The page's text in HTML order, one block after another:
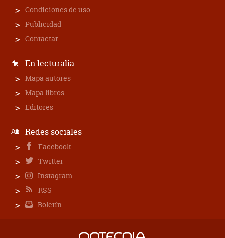
Condiciones de uso
Publicidad
Contactar
En lecturalia
Mapa autores
Mapa libros
Editores
Redes sociales
Facebook
Twitter
Instagram
RSS
Boletín